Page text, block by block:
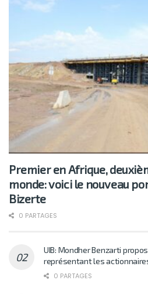
Premier en Afrique,
monde: voici le nouveau
Bizerte
0 PARTAGES
UIB: Mondher Benzarti
représentant les
0 PARTAGES